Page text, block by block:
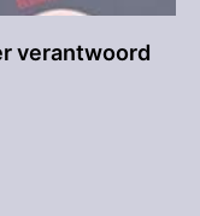
verantwoord